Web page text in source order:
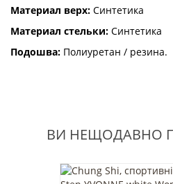
Материал верх: Синтетика
Материал стельки: Синтетика
Подошва: Полиуретан / резина.
ВИ НЕЩОДАВНО